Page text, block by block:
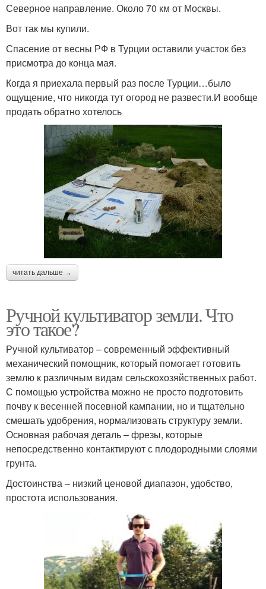
Северное направление. Около 70 км от Москвы.
Вот так мы купили.
Спасение от весны РФ в Турции оставили участок без
присмотра до конца мая.
Когда я приехала первый раз после Турции…было
ощущение, что никогда тут огород не развести.И вообще
продать обратно хотелось
читать дальше →
Ручной культиватор земли. Что
это такое?
Ручной культиватор – современный эффективный
механический помощник, который помогает готовить
землю к различным видам сельскохозяйственных работ.
С помощью устройства можно не просто подготовить
почву к весенней посевной кампании, но и тщательно
смешать удобрения, нормализовать структуру земли.
Основная рабочая деталь – фрезы, которые
непосредственно контактируют с плодородными слоями
грунта.
Достоинства – низкий ценовой диапазон, удобство,
простота использования.